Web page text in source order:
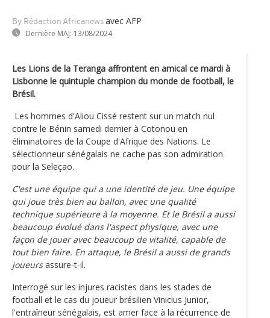
By Rédaction Africanews avec AFP
Dernière MAJ: 13/08/2024
Les Lions de la Teranga affrontent en amical ce mardi à
Lisbonne le quintuple champion du monde de football, le
Brésil.
Les hommes d'Aliou Cissé restent sur un match nul
contre le Bénin samedi dernier à Cotonou en
éliminatoires de la Coupe d'Afrique des Nations. Le
sélectionneur sénégalais ne cache pas son admiration
pour la Seleçao.
C'est une équipe qui a une identité de jeu. Une équipe
qui joue très bien au ballon, avec une qualité
technique supérieure à la moyenne. Et le Brésil a aussi
beaucoup évolué dans l'aspect physique, avec une
façon de jouer avec beaucoup de vitalité, capable de
tout bien faire. En attaque, le Brésil a aussi de grands
joueursassure-t-il.
Interrogé sur les injures racistes dans les stades de
football et le cas du joueur brésilien Vinicius Junior,
l'entraîneur sénégalais, est amer face à la récurrence de